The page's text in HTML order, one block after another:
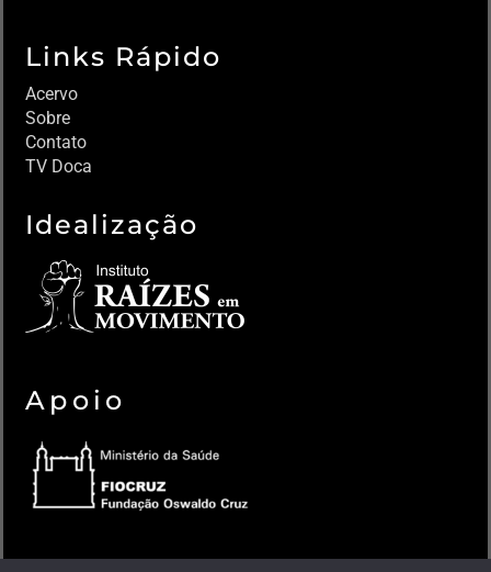
Links Rápido
Acervo
Sobre
Contato
TV Doca
Idealização
Apoio